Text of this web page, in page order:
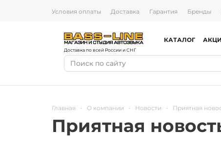
Условия оплаты Доставка Гарантия Бренды
Доставка по всей России и СНГ
КАТАЛОГ
Главная - О компании - Новости - Приятная
Приятная